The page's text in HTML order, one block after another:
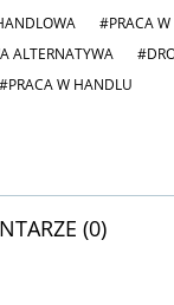
#PRACA W
ALTERNATYWA
#PRACA W HANDLU
(0)